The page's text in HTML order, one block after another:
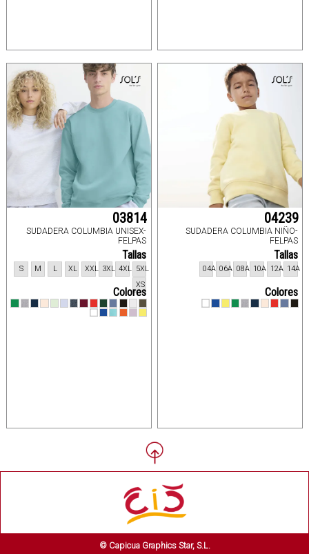
03814
SUDADERA COLUMBIA UNISEX-
FELPAS
Tallas
5XL
4XL
3XL
XXL
XL
L
M
S
XS
Colores
04239
SUDADERA COLUMBIA NIÑO-
FELPAS
Tallas
14A
12A
10A
08A
06A
04A
Colores
© Capicua Graphics Star, S.L.